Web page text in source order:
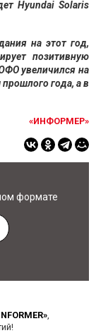
Hyundai Solaris
на этот год,
позитивную
увеличился на
года, а в
«ИНФОРМЕР»
формате
,